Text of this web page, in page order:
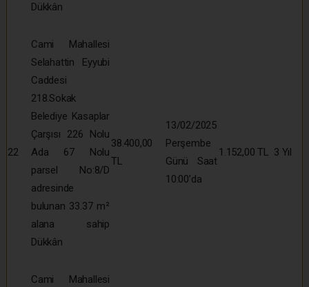
Dükkân
22
Cami Mahallesi
Selahattin Eyyubi
Caddesi
218.Sokak
Belediye Kasaplar
Çarşısı 226 Nolu
Ada 67 Nolu
parsel No:8/D
adresinde
bulunan 33.37 m²
alana sahip
Dükkân
38.400,00
TL
13/02/2025
Perşembe
Günü Saat
10:00’da
1.152,00 TL 3 Yıl
Cami Mahallesi